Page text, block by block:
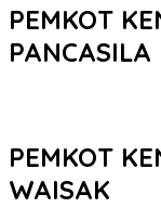
PEMKOT
PANCASILA
PEMKOT
WAISAK